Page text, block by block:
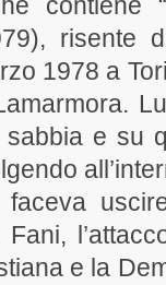
contiene
risente
1978 a
e su
faceva
Fani,
e la